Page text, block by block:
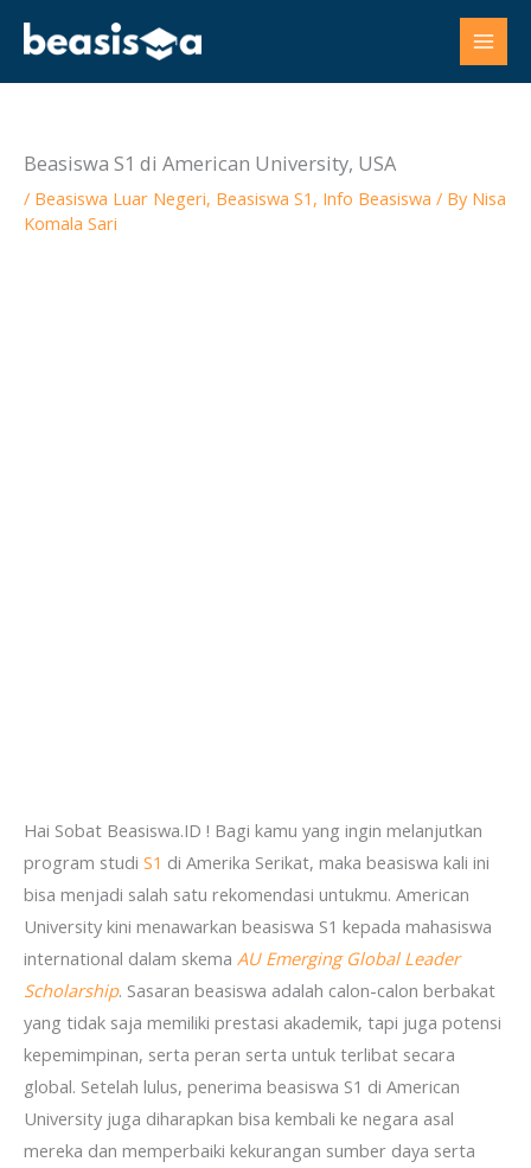
content
Beasiswa S1 di American University, USA
/ Beasiswa Luar Negeri, Beasiswa S1 , Info Beasiswa / By Nisa
Komala Sari
Hai Sobat Beasiswa.ID ! Bagi kamu yang ingin melanjutkan
program studi S1 di Amerika Serikat, maka beasiswa kali ini
bisa menjadi salah satu rekomendasi untukmu. American
University kini menawarkan beasiswa S1 kepada mahasiswa
international dalam skema AU Emerging Global Leader
Scholarship. Sasaran beasiswa adalah calon-calon berbakat
yang tidak saja memiliki prestasi akademik, tapi juga potensi
kepemimpinan, serta peran serta untuk terlibat secara
global. Setelah lulus, penerima beasiswa S1 di American
University juga diharapkan bisa kembali ke negara asal
mereka dan memperbaiki kekurangan sumber daya serta